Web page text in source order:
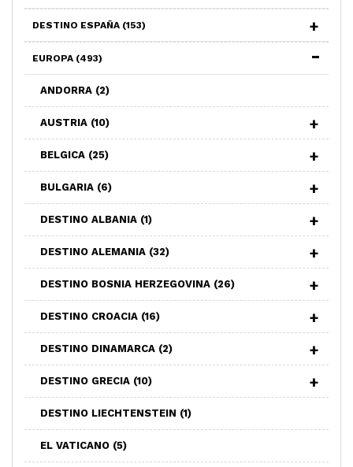
DESTINO ESPAÑA (153)
EUROPA (493)
ANDORRA (2)
AUSTRIA (10)
BELGICA (25)
BULGARIA (6)
DESTINO ALBANIA (1)
DESTINO ALEMANIA (32)
DESTINO BOSNIA HERZEGOVINA (26)
DESTINO CROACIA (16)
DESTINO DINAMARCA (2)
DESTINO GRECIA (10)
DESTINO LIECHTENSTEIN (1)
EL VATICANO (5)